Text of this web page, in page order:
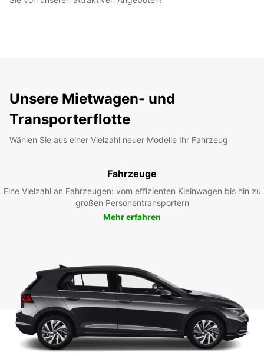
Unsere Mietwagen- und
Transporterflotte
Wählen Sie aus einer Vielzahl neuer Modelle Ihr Fahrzeug
Fahrzeuge
Eine Vielzahl an Fahrzeugen: vom effizienten Kleinwagen bis hin zu
großen Personentransportern
Mehr erfahren